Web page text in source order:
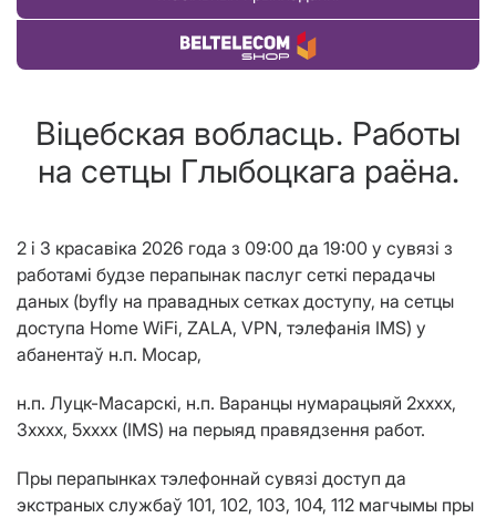
Купіць тавар
Віцебская вобласць. Работы
на сетцы Глыбоцкага раёна.
2 і 3 красавіка 2026 года з 09:00 да 19:00 у сувязі з
работамі будзе перапынак паслуг сеткі перадачы
даных (byfly на правадных сетках доступу, на сетцы
доступа Home WiFi, ZALA, VPN, тэлефанiя IMS) у
абанентаў н.п. Мосар,
н.п. Луцк-Масарскi, н.п. Варанцы нумарацыяй 2хххх,
3xxxx, 5хххх (IMS) на перыяд правядзення работ.
Пры перапынках тэлефоннай сувязі доступ да
экстраных службаў 101, 102, 103, 104, 112 магчымы пры